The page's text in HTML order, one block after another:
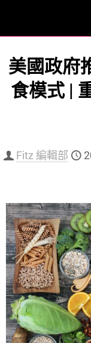
美國政府
食模式 |
Fitz 編輯部